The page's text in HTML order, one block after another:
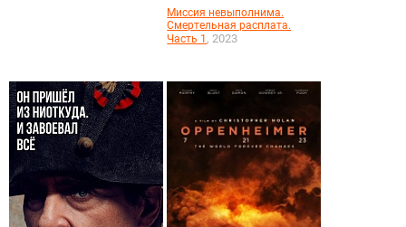
Миссия невыполнима.
Смертельная расплата.
Часть 1 , 2023